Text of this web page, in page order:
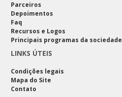
Parceiros
Depoimentos
Faq
Recursos e Logos
Principais programas da sociedade
LINKS ÚTEIS
Condições legais
Mapa do Site
Contato